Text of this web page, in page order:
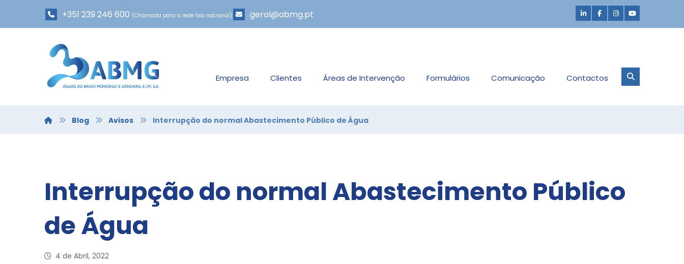
+351 239 246 600 (Chamada para a rede fixa nacional) geral@abmg.pt
Empresa Clientes Áreas de Intervenção Formulários Comunicação Contactos
Blog Avisos Interrupção do normal Abastecimento Público de Água
Interrupção do normal Abastecimento Público
de Água
4 de Abril, 2022